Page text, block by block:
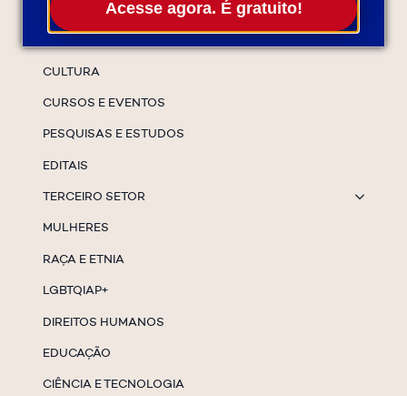
Acesse agora. É gratuito!
CULTURA
CURSOS E EVENTOS
PESQUISAS E ESTUDOS
EDITAIS
TERCEIRO SETOR
MULHERES
RAÇA E ETNIA
LGBTQIAP+
DIREITOS HUMANOS
EDUCAÇÃO
CIÊNCIA E TECNOLOGIA